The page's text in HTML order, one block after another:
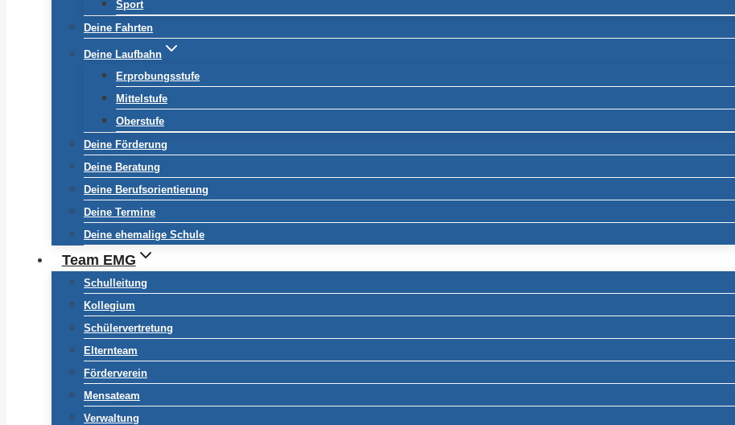
Sport
Deine Fahrten
Deine Laufbahn
Erprobungsstufe
Mittelstufe
Oberstufe
Deine Förderung
Deine Beratung
Deine Berufsorientierung
Deine Termine
Deine ehemalige Schule
Team EMG
Schulleitung
Kollegium
Schülervertretung
Elternteam
Förderverein
Mensateam
Verwaltung